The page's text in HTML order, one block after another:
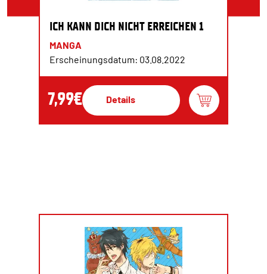
ICH KANN DICH NICHT ERREICHEN 1
MANGA
Erscheinungsdatum: 03.08.2022
7,99€ Details